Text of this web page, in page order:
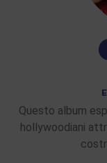
Questo album
hollywoodiani